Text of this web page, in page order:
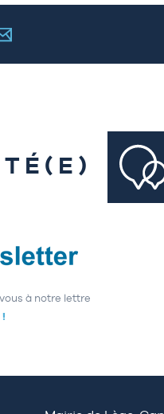
à notre lettre
!